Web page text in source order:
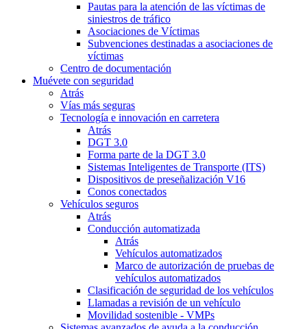
Pautas para la atención de las víctimas de
siniestros de tráfico
Asociaciones de Víctimas
Subvenciones destinadas a asociaciones de
víctimas
Centro de documentación
Muévete con seguridad
Atrás
Vías más seguras
Tecnología e innovación en carretera
Atrás
DGT 3.0
Forma parte de la DGT 3.0
Sistemas Inteligentes de Transporte (ITS)
Dispositivos de preseñalización V16
Conos conectados
Vehículos seguros
Atrás
Conducción automatizada
Atrás
Vehículos automatizados
Marco de autorización de pruebas de
vehículos automatizados
Clasificación de seguridad de los vehículos
Llamadas a revisión de un vehículo
Movilidad sostenible - VMPs